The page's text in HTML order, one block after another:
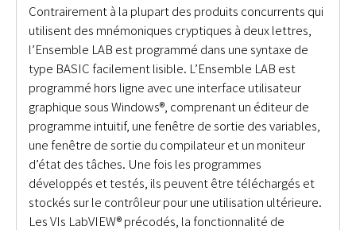
Contrairement à la plupart des produits concurrents qui
utilisent des mnémoniques cryptiques à deux lettres,
l’Ensemble LAB est programmé dans une syntaxe de
type BASIC facilement lisible. L’Ensemble LAB est
programmé hors ligne avec une interface utilisateur
graphique sous Windows®, comprenant un éditeur de
programme intuitif, une fenêtre de sortie des variables,
une fenêtre de sortie du compilateur et un moniteur
d’état des tâches. Une fois les programmes
développés et testés, ils peuvent être téléchargés et
stockés sur le contrôleur pour une utilisation ultérieure.
Les VIs LabVIEW® précodés, la fonctionnalité de